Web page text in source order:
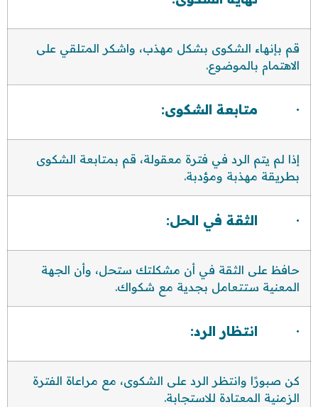
قم بإنهاء الشكوى بشكل مهذب، واشكر المتلقي على
الاهتمام بالموضوع.
· متابعة الشكوى:
إذا لم يتم الرد في فترة معقولة، قم بمتابعة الشكوى
بطريقة مهذبة ومؤدبة.
· الثقة في الحل:
حافظ على الثقة في أن مشكلتك ستحل، وأن الجهة
المعنية ستتعامل بجدية مع شكواك.
· انتظار الرد:
كن صبورًا وانتظر الرد على الشكوى، مع مراعاة الفترة
الزمنية المعتادة للاستجابة.